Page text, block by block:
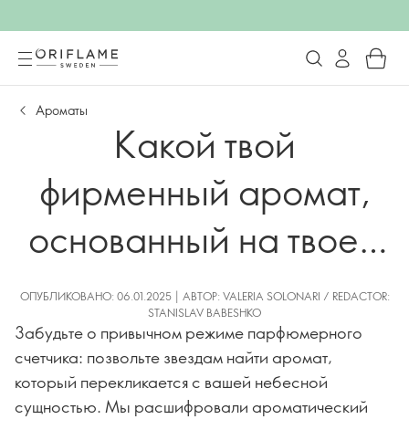
Ароматы
Какой твой
фирменный аромат,
основанный на твоем
знаке зодиака?
ОПУБЛИКОВАНО: 06.01.2025 | АВТОР: VALERIA SOLONARI / REDACTOR:
STANISLAV BABESHKO
Забудьте о привычном режиме парфюмерного
счетчика: позвольте звездам найти аромат,
который перекликается с вашей небесной
сущностью. Мы расшифровали ароматический